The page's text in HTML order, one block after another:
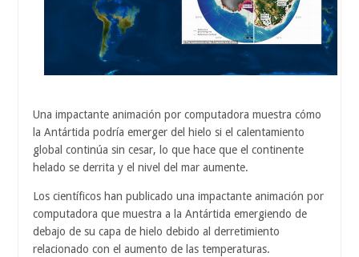
Una impactante animación por computadora muestra cómo
la Antártida podría emerger del hielo si el calentamiento
global continúa sin cesar, lo que hace que el continente
helado se derrita y el nivel del mar aumente.
Los científicos han publicado una impactante animación por
computadora que muestra a la Antártida emergiendo de
debajo de su capa de hielo debido al derretimiento
relacionado con el aumento de las temperaturas.